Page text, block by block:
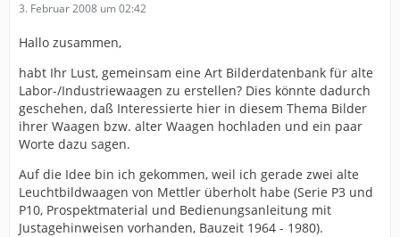
3. Februar 2008 um 02:42
Hallo zusammen,
habt Ihr Lust, gemeinsam eine Art Bilderdatenbank für alte
Labor-/Industriewaagen zu erstellen? Dies könnte dadurch
geschehen, daß Interessierte hier in diesem Thema Bilder
ihrer Waagen bzw. alter Waagen hochladen und ein paar
Worte dazu sagen.
Auf die Idee bin ich gekommen, weil ich gerade zwei alte
Leuchtbildwaagen von Mettler überholt habe (Serie P3 und
P10, Prospektmaterial und Bedienungsanleitung mit
Justagehinweisen vorhanden, Bauzeit 1964 - 1980).